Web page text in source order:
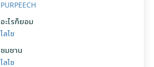
PURPEECH
อะไรก็ยอม
โลโซ
ซมซาน
โลโซ